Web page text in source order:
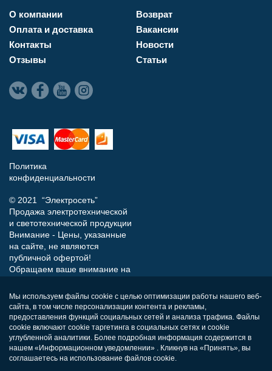
О компании
Оплата и доставка
Контакты
Отзывы
Возврат
Вакансии
Новости
Статьи
Политика
конфиденциальности
© 2021 “Электросеть”
Продажа электротехнической
и светотехнической продукции
Внимание - Цены, указанные
на сайте, не являются
публичной офертой!
Обращаем ваше внимание на
носит исключительно
информационный характер и
ни при каких условиях не
является публичной офертой,
определяемой положениями
Статьи 437 (п.2) Гражданского
кодекса РФ.
Мы используем файлы cookie с целью оптимизации работы нашего веб-
сайта, в том числе персонализации контента и рекламы,
предоставления функций социальных сетей и анализа трафика. Файлы
cookie включают cookie таргетинга в социальных сетях и cookie
углубленной аналитики. Более подробная информация содержится в
нашем «Информационном уведомлении» . Кликнув на «Принять», вы
соглашаетесь на использование файлов cookie.